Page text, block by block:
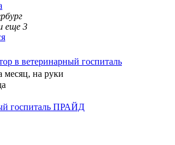
еще 3
в ветеринарный госпиталь
месяц, на руки
госпиталь ПРАЙД